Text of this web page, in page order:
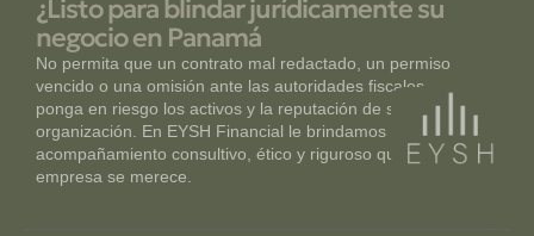
¿Listo para blindar jurídicamente su
negocio en Panamá
No permita que un contrato mal redactado, un permiso
vencido o una omisión ante las autoridades fiscales
ponga en riesgo los activos y la reputación de su
organización. En EYSH Financial le brindamos el
acompañamiento consultivo, ético y riguroso que su
empresa se merece.